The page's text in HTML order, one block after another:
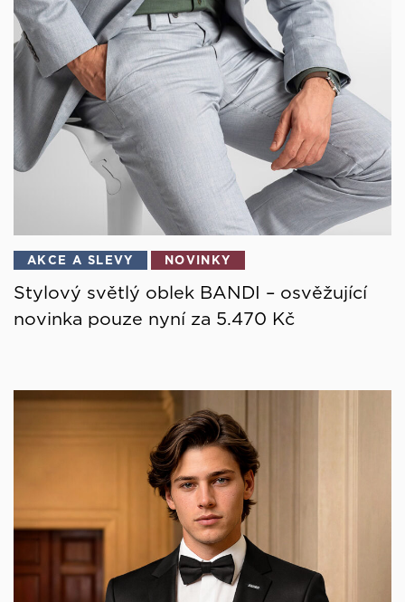
AKCE A SLEVY NOVINKY
Stylový světlý oblek BANDI – osvěžující
novinka pouze nyní za 5.470 Kč